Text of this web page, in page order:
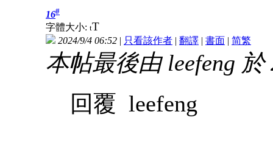
16#
字體大小: tT
2024/9/4 06:52 | 只看該作者 | 翻譯 | 書面 | 简繁
本帖最後由 leefeng 於
回覆 leefeng